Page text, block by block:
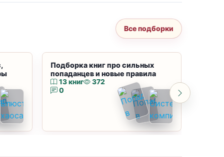
Все подборки
Подборка книг про сильных
попаданцев и новые правила
13 книг
372
0